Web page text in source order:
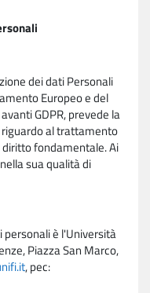
dei dati Personali
Europeo e del
GDPR, prevede la
al trattamento
fondamentale. Ai
sua qualità di
è l'Università
Piazza San Marco,
, pec: